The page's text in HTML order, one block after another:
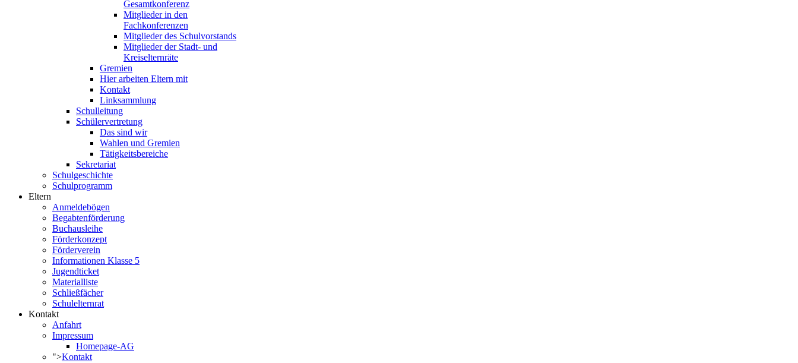
Gesamtkonferenz
Mitglieder in den
Fachkonferenzen
Mitglieder des Schulvorstands
Mitglieder der Stadt- und
Kreiselternräte
Gremien
Hier arbeiten Eltern mit
Kontakt
Linksammlung
Schulleitung
Schülervertretung
Das sind wir
Wahlen und Gremien
Tätigkeitsbereiche
Sekretariat
Schulgeschichte
Schulprogramm
Eltern
Anmeldebögen
Begabtenförderung
Buchausleihe
Förderkonzept
Förderverein
Informationen Klasse 5
Jugendticket
Materialliste
Schließfächer
Schulelternrat
Kontakt
Anfahrt
Impressum
Homepage-AG
">Kontakt